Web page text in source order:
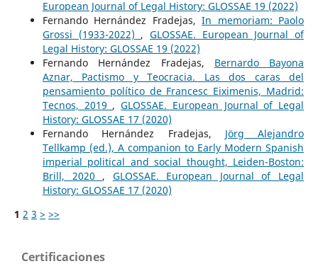
European Journal of Legal History: GLOSSAE 19 (2022)
Fernando Hernández Fradejas,In memoriam: Paolo
Grossi (1933-2022) ,GLOSSAE. European Journal of
Legal History: GLOSSAE 19 (2022)
Fernando Hernández Fradejas, Bernardo Bayona
Aznar, Pactismo y Teocracia. Las dos caras del
pensamiento político de Francesc Eiximenis, Madrid:
Tecnos, 2019 ,GLOSSAE. European Journal of Legal
History: GLOSSAE 17 (2020)
Fernando Hernández Fradejas, Jörg Alejandro
Tellkamp (ed.), A companion to Early Modern Spanish
imperial political and social thought, Leiden-Boston:
Brill, 2020 , GLOSSAE. European Journal of Legal
History: GLOSSAE 17 (2020)
1 2 3 > >>
Certificaciones